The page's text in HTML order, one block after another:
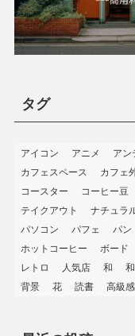
タグ
アイコン アニメ アン
カフェスペース
カフェ
コースター
コーヒー豆
テイクアウト
ナチュラ
パソコン
パフェ パン
ホットコーヒー
ボード
レトロ
人気店 和
背景
花 読書 高級感